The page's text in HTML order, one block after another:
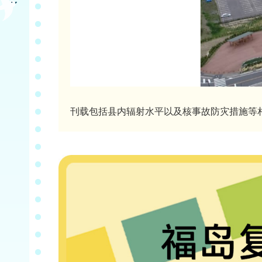
刊载包括县内辐射水平以及核事故防灾措施等